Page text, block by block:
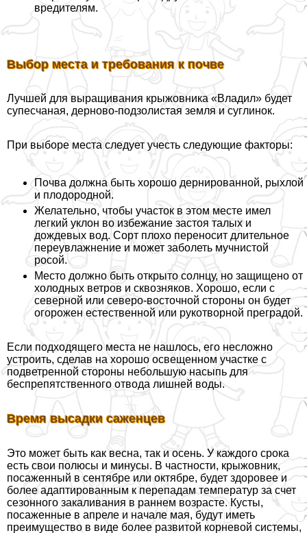
вредителям.
Выбор места и требования к почве
Лучшей для выращивания крыжовника «Владил» будет
супесчаная, дерново-подзолистая земля и суглинок.
При выборе места следует учесть следующие факторы:
Почва должна быть хорошо дернированной, рыхлой
и плодородной.
Желательно, чтобы участок в этом месте имел
легкий уклон во избежание застоя талых и
дождевых вод. Сорт плохо переносит длительное
переувлажнение и может заболеть мучнистой
росой.
Место должно быть открыто солнцу, но защищено от
холодных ветров и сквозняков. Хорошо, если с
северной или северо-восточной стороны он будет
огорожен естественной или рукотворной преградой.
Если подходящего места не нашлось, его несложно
устроить, сделав на хорошо освещенном участке с
подветренной стороны небольшую насыпь для
беспрепятственного отвода лишней воды.
Время высадки саженцев
Это может быть как весна, так и осень. У каждого срока
есть свои полюсы и минусы. В частности, крыжовник,
посаженный в сентябре или октябре, будет здоровее и
более адаптированным к перепадам температур за счет
сезонного закаливания в раннем возрасте. Кусты,
посаженные в апреле и начале мая, будут иметь
преимущество в виде более развитой корневой системы,